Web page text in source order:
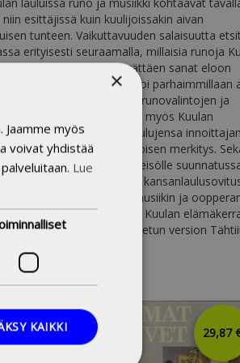
esittäjissä kuin kuulijoissakin aivan
tunteen. Vaikuttavuuden salaisuutta
erityisesti seuraamalla, millaisia runoja
hän tulkitsi tekstiä herättäen sanat eloon
myöten, ja miten hän loi parhaimmillaan
Tärkeänä tekijänä runovalintojen ja
taustoissa nousevat esiin myös Kuulan
ja erityisesti hänen laulujensa
tulkitsijan Alma Silventoisen merkitys.
pianisteille että suurelle yleisölle
22 laulua sekä 12
Koivisto on kirjallisuuden, musiikin ja
on julkaissut 2008 Toivo Kuulan
kauan ja 2018 uudistetun version
25,00 € 29,87
×
myös
voivat yhdistää
Lue
KAIKKI